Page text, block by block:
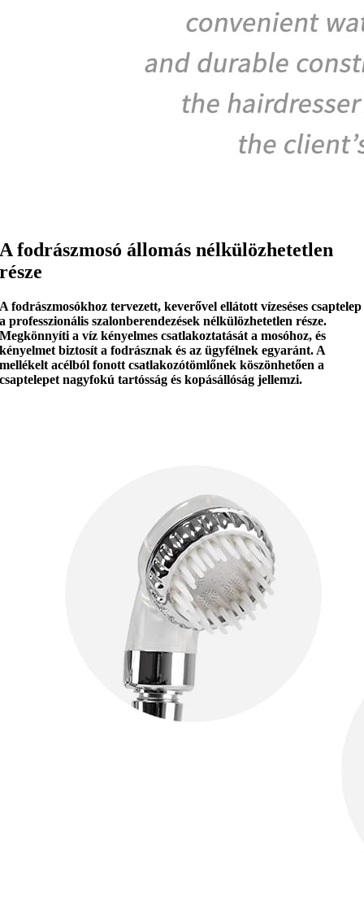
A fodrászmosó állomás nélkülözhetetlen
része
A fodrászmosókhoz tervezett, keverővel ellátott vízeséses csaptelep
a professzionális szalonberendezések nélkülözhetetlen része.
Megkönnyíti a víz kényelmes csatlakoztatását a mosóhoz, és
kényelmet biztosít a fodrásznak és az ügyfélnek egyaránt. A
mellékelt acélból fonott csatlakozótömlőnek köszönhetően a
csaptelepetnagyfokú tartósság és kopásállóság jellemzi.